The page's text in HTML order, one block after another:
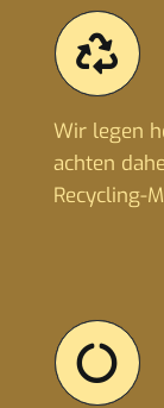
Wir legen
achten
Recycling-